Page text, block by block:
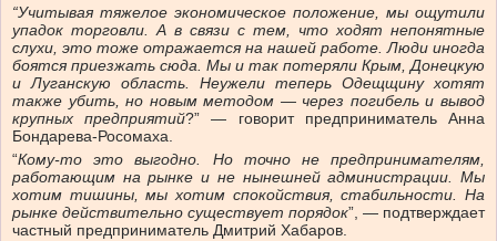
“Учитывая тяжелое экономическое положение, мы ощутили
упадок торговли. А в связи с тем, что ходят непонятные
слухи, это тоже отражается на нашей работе. Люди иногда
боятся приезжать сюда. Мы и так потеряли Крым, Донецкую
и Луганскую область. Неужели теперь Одещщину хотят
также убить, но новым методом — через погибель и вывод
крупных предприятий?” — говорит предприниматель Анна
Бондарева-Росомаха.
“Кому-то это выгодно. Но точно не предпринимателям,
работающим на рынке и не нынешней администрации. Мы
хотим тишины, мы хотим спокойствия, стабильности. На
рынке действительно существует порядок”, — подтверждает
частный предприниматель Дмитрий Хабаров.